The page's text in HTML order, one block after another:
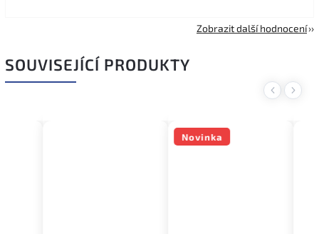
Zobrazit další hodnocení
SOUVISEJÍCÍ PRODUKTY
Previous
Novinka
Next